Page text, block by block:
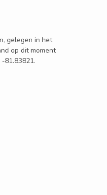
gelegen in het
op dit moment
81.83821.